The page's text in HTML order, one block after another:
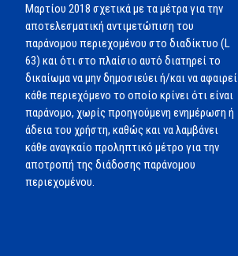
Μαρτίου 2018 σχετικά με τα μέτρα για την
αποτελεσματική αντιμετώπιση του
παράνομου περιεχομένου στο διαδίκτυο (L
63) και ότι στο πλαίσιο αυτό διατηρεί το
δικαίωμα να μην δημοσιεύει ή/και να αφαιρεί
κάθε περιεχόμενο το οποίο κρίνει ότι είναι
παράνομο, χωρίς προηγούμενη ενημέρωση ή
άδεια του χρήστη, καθώς και να λαμβάνει
κάθε αναγκαίο προληπτικό μέτρο για την
αποτροπή της διάδοσης παράνομου
περιεχομένου.